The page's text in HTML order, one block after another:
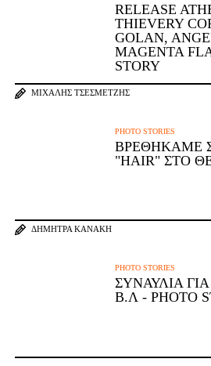
RELEASE
ΤHIEVERY
GOLAN,
MAGENTA
STORY
ΜΙΧΆΛΗΣ ΤΣΕΣΜΕΤΖΉΣ
PHOTO STORIES
ΒΡΕΘΉΚΑΜΕ
"HAIR" ΣΤΟ
ΔΉΜΗΤΡΑ ΚΑΝΆΚΗ
PHOTO STORIES
ΣΥΝΑΥΛΊΑ
Β.Λ - PHOTO